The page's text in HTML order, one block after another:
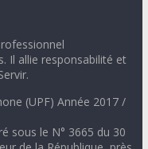
Il allie responsabilité et
(UPF) Année 2017 /
sous le N° 3665 du 30